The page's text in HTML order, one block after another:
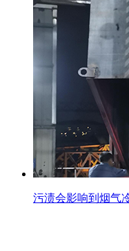
污渍会影响到烟气